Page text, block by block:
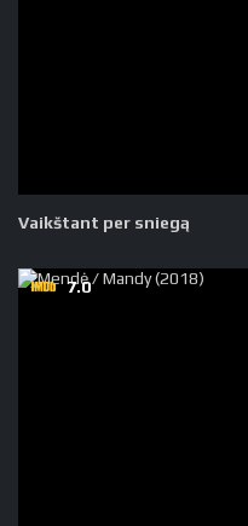
Vaikštant per sniegą
7.0